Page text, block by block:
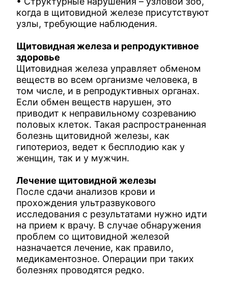
когда в щитовидной железе присутствуют
узлы, требующие наблюдения.
Щитовидная железа и репродуктивное
здоровье
Щитовидная железа управляет обменом
веществ во всем организме человека, в
том числе, и в репродуктивных органах.
Если обмен веществ нарушен, это
приводит к неправильному созреванию
половых клеток. Такая распространенная
болезнь щитовидной железы, как
гипотериоз, ведет к бесплодию как у
женщин, так и у мужчин.
Лечение щитовидной железы
После сдачи анализов крови и
прохождения ультразвукового
исследования с результатами нужно идти
на прием к врачу. В случае обнаружения
проблем со щитовидной железой
назначается лечение, как правило,
медикаментозное. Операции при таких
болезнях проводятся редко.